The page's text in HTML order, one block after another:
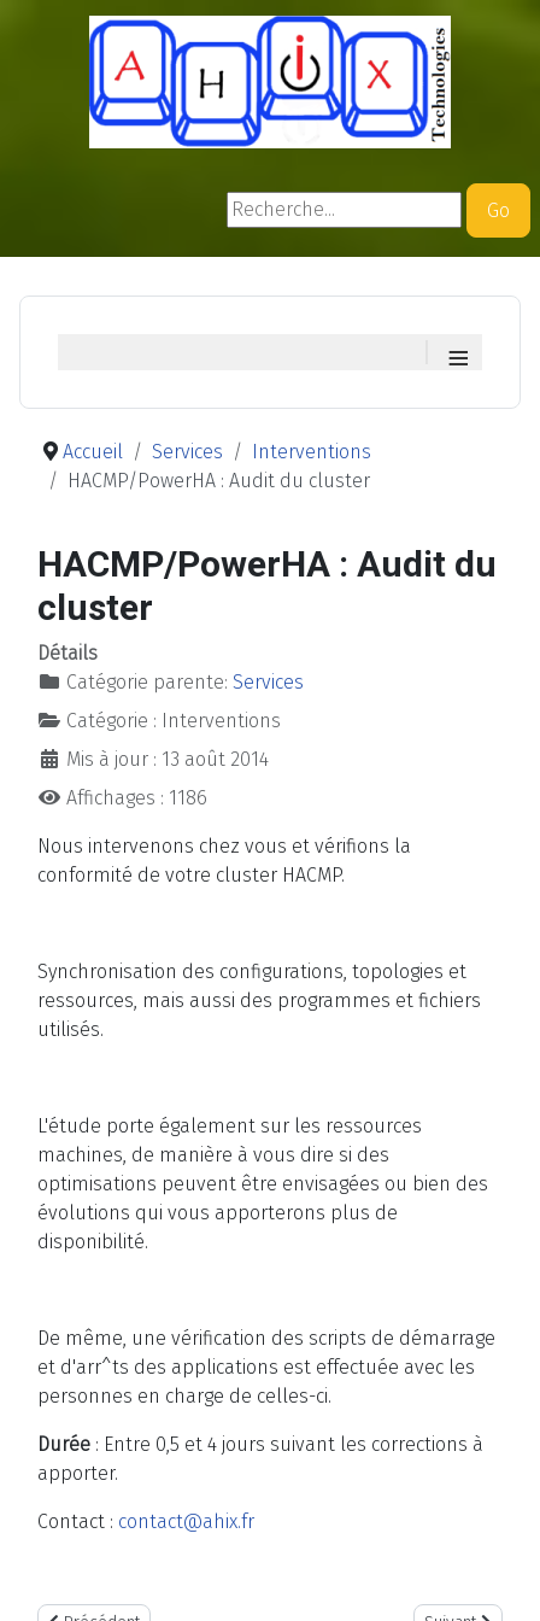
Rechercher
Go
≡
Accueil Services
Interventions
HACMP/PowerHA : Audit du cluster
HACMP/PowerHA : Audit du
cluster
Détails
Catégorie parente: Services
Catégorie :
Interventions
Mis à jour : 13 août 2014
Affichages : 1186
Nous intervenons chez vous et vérifions la
conformité de votre cluster HACMP.
Synchronisation des configurations, topologies et
ressources, mais aussi des programmes et fichiers
utilisés.
L'étude porte également sur les ressources
machines, de manière à vous dire si des
optimisations peuvent être envisagées ou bien des
évolutions qui vous apporterons plus de
disponibilité.
De même, une vérification des scripts de démarrage
et d'arr^ts des applications est effectuée avec les
personnes en charge de celles-ci.
Durée : Entre 0,5 et 4 jours suivant les corrections à
apporter.
Contact : contact@ahix.fr